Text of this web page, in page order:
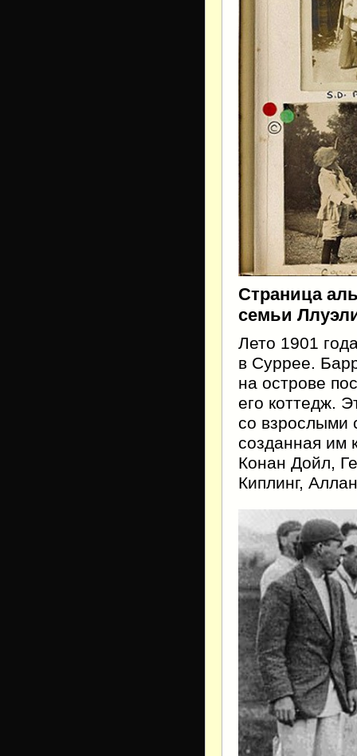
Страница
семьи
Лето 1901
в Суррее.
на острове
его коттедж.
со взрос­лыми
созданная им
Конан Дойл,
Киплинг,